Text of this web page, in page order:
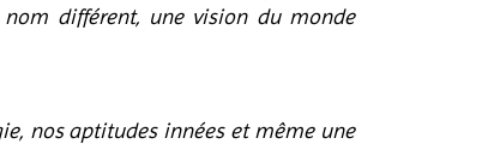
différent, une vision du monde
nos aptitudes innées et même une